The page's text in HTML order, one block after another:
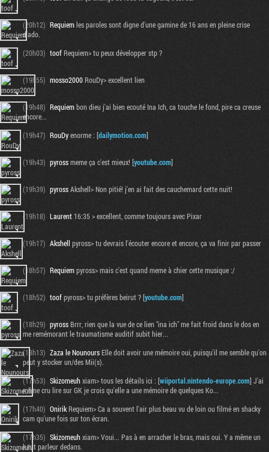
(20h12) Requiemles paroles sont digne d'une gamine de 16 ans en pleine crise
d'ado.
(20h03) toofRequiem> tu peux développer stp ?
(19h55) mosso2000RouDy> excellent lien
(19h48) Requiembon dieu j'ai bien ecouté Ina Ich, ca touche le fond, pire ca creuse
encore...
(19h47) RouDyenorme : [dailymotion.com]
(19h43) pyrossmeme ça c'est mieux! [youtube.com]
(19h39) pyrossAkshell> Non pitié! j'en ai fait des cauchemard cette nuit!
(19h18) Laurent16:35 > excellent, comme toujours avec Pixar
(19h17) Akshell pyross> tu devrais l'écouter encore et encore, ça va finir par passer
(18h57) Requiempyross> mais c'est quand meme à chier cette musique :/
(18h52) toofpyross> tu préfères beirut ? [youtube.com]
(18h29) pyrossBrrr, rien que la vue de ce lien "ina ich" me fait froid dans le dos en
me remémorant le traumatisme auditif subit hier...
(18h13) Zaza le NounoursElle doit avoir une mémoire oui, puisqu'il me semble qu'on
peut y stocker un/des Mii(s).
(17h53) Skizomeuhxiam> tous les détails ici : [wiiportal.nintendo-europe.com] J'ai
même cru lire sur GK je crois qu'elle a une mémoire de quelques Ko...
(17h40) OnirikRequiem> Ca a souvent l'air plus beau vu de loin ou filmé en shacky
cam qu'une fois sur ton écran.
(17h35) Skizomeuhxiam> Voui... Pas à en arracher le bras, mais oui. Y a même un
haut parleur dedans.